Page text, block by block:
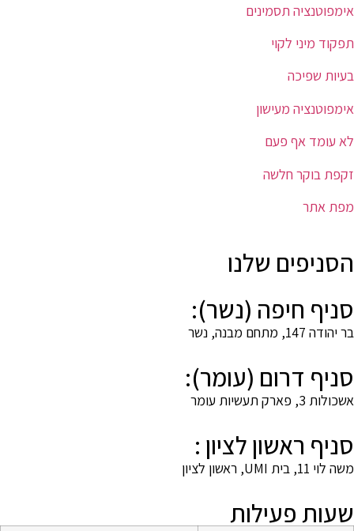
אימפוטנציה תסמינים
תפקוד מיני לקוי
בעיות שפיכה
אימפוטנציה מעישון
לא עומד אף פעם
זקפת בוקר חלשה
מפת אתר
הסניפים שלנו
סניף חיפה (נשר):
בר יהודה 147, מתחם מבנה, נשר
סניף דרום (עומר):
אשכולות 3, פארק תעשיות עומר
סניף ראשון לציון :
משה לוי 11, בית UMI, ראשון לציון
שעות פעילות